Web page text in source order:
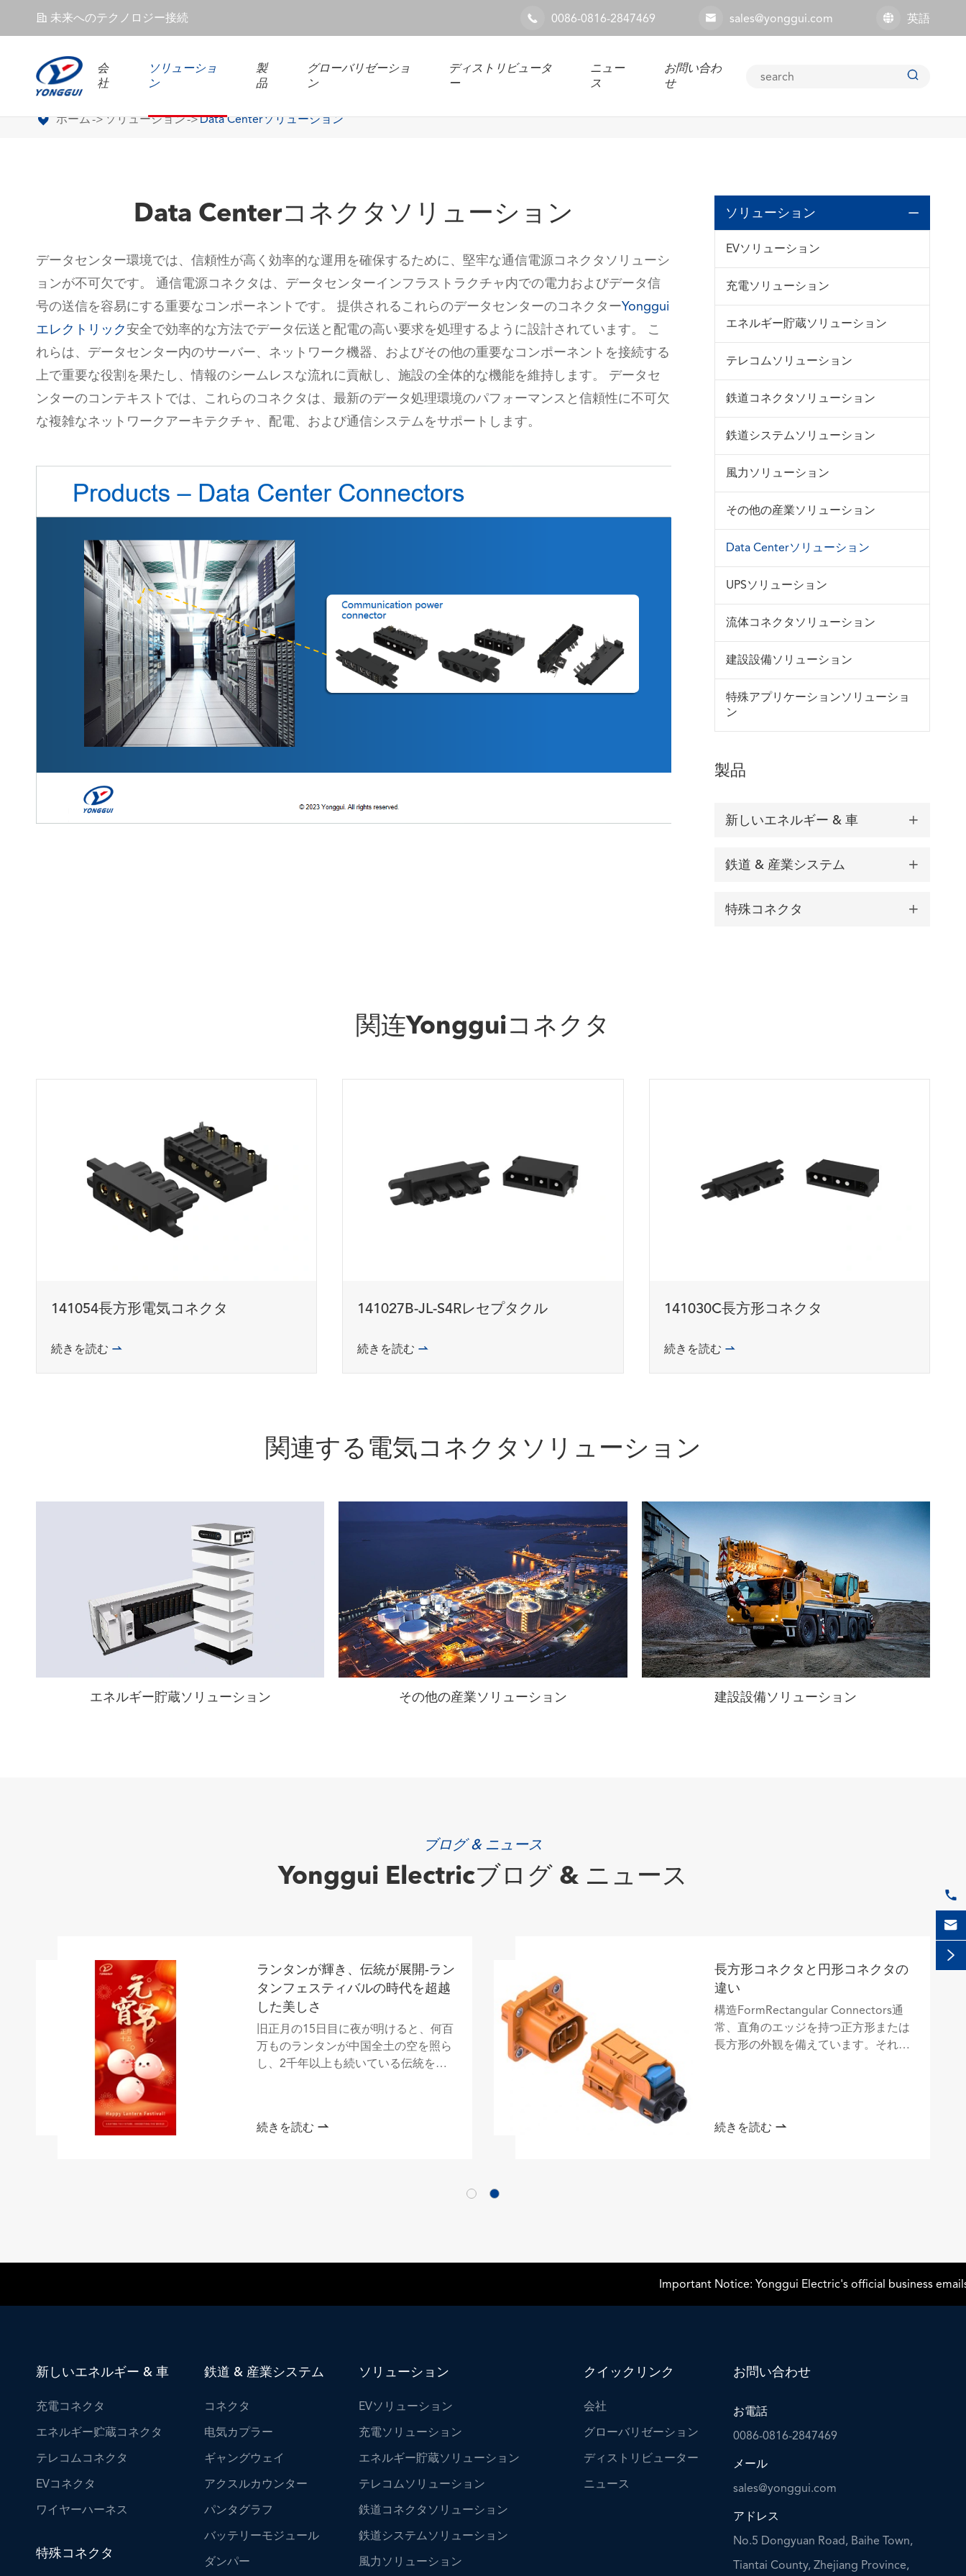
𐄀 未来へのテクノロジー接続  0086-0816-2847469  sales@yonggui.com  英語
会
社
ソリューショ
ン
製
品
グローバリゼーショ
ン
ディストリビュータ
ー
ニュー
ス
お問い合わ
せ

ホーム ソリューション Data Centerソリューション
Data Centerコネクタソリューション
データセンター環境では、信頼性が高く効率的な運用を確保するために、堅牢な通信電源コネクタソリューシ
ョンが不可欠です。 通信電源コネクタは、データセンターインフラストラクチャ内での電力およびデータ信
号の送信を容易にする重要なコンポーネントです。 提供されるこれらのデータセンターのコネクターYonggui
エレクトリック安全で効率的な方法でデータ伝送と配電の高い要求を処理するように設計されています。 こ
れらは、データセンター内のサーバー、ネットワーク機器、およびその他の重要なコンポーネントを接続する
上で重要な役割を果たし、情報のシームレスな流れに貢献し、施設の全体的な機能を維持します。 データセ
ンターのコンテキストでは、これらのコネクタは、最新のデータ処理環境のパフォーマンスと信頼性に不可欠
な複雑なネットワークアーキテクチャ、配電、および通信システムをサポートします。
ソリューション 
EVソリューション
充電ソリューション
エネルギー貯蔵ソリューション
テレコムソリューション
鉄道コネクタソリューション
鉄道システムソリューション
風力ソリューション
その他の産業ソリューション
Data Centerソリューション
UPSソリューション
流体コネクタソリューション
建設設備ソリューション
特殊アプリケーションソリューショ
ン
製品
新しいエネルギー & 車 
鉄道 & 産業システム 
特殊コネクタ 
関连Yongguiコネクタ
141054長方形電気コネクタ
続きを読む 
141027B-JL-S4Rレセプタクル
続きを読む 
141030C長方形コネクタ
続きを読む 
関連する電気コネクタソリューション
エネルギー貯蔵ソリューション その他の産業ソリューション 建設設備ソリューション
ブログ & ニュース
Yonggui Electricブログ & ニュース
Yonggui Electricの包括的なコンタ
クトターミナルシリーズを探索す
る
鉄道輸送、新エネルギー、通信など、
さまざまな業界向けに設計された幅広
い高性能コンタクトターミナルをご覧
続きを読む 
ランタンが輝き、伝統が展開-ラン
タンフェスティバルの時代を超越
した美しさ
旧正月の15日目に夜が明けると、何百
万ものランタンが中国全土の空を照ら
続きを読む 
Important Notice: Yonggui Electric's official business emails use
新しいエネルギー & 車
充電コネクタ
エネルギー贮蔵コネクタ
テレコムコネクタ
EVコネクタ
ワイヤーハーネス
特殊コネクタ
鉄道 & 産業システム
コネクタ
电気カプラー
ギャングウェイ
アクスルカウンター
パンタグラフ
バッテリーモジュール
ダンパー
ソリューション
EVソリューション
充電ソリューション
エネルギー貯蔵ソリューション
テレコムソリューション
鉄道コネクタソリューション
鉄道システムソリューション
風力ソリューション
クイックリンク
会社
グローバリゼーション
ディストリビューター
ニュース
お問い合わせ
お電話
0086-0816-2847469
メール
sales@yonggui.com
アドレス
No.5 Dongyuan Road, Baihe Town,
Tiantai County, Zhejiang Province,



WhatsApp (如 +85291234567)
邮箱